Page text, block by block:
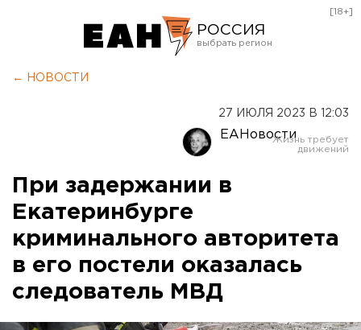
РОССИЯ
Оренбург
[18+]
← НОВОСТИ
27 ИЮЛЯ 2023 В 12:03
ЕАНовости
При задержании в
Екатеринбурге
криминального авторитета
в его постели оказалась
следователь МВД